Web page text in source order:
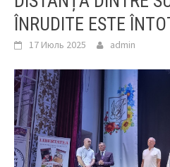
ÎNRUDITE ESTE
17 Июль 2025 admin